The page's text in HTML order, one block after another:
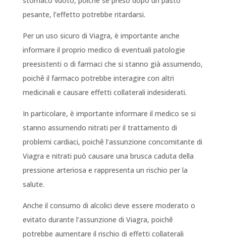
pesante, l’effetto potrebbe ritardarsi.
Per un uso sicuro di Viagra, è importante anche
informare il proprio medico di eventuali patologie
preesistenti o di farmaci che si stanno già assumendo,
poichê il farmaco potrebbe interagire con altri
medicinali e causare effetti collaterali indesiderati.
In particolare, è importante informare il medico se si
stanno assumendo nitrati per il trattamento di
problemi cardiaci, poichê l’assunzione concomitante di
Viagra e nitrati può causare una brusca caduta della
pressione arteriosa e rappresenta un rischio per la
salute.
Anche il consumo di alcolici deve essere moderato o
evitato durante l’assunzione di Viagra, poichê
potrebbe aumentare il rischio di effetti collaterali